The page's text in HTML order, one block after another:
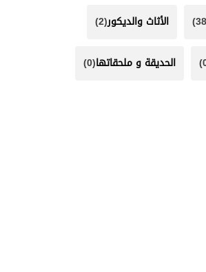
الأثاث والديكور(2)
الحديقة و ملحقاتها(0)